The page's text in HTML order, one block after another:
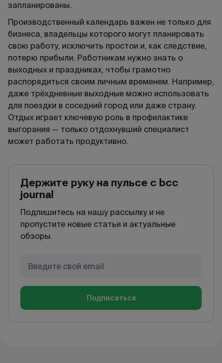
запланированы.
Производственный календарь важен не только для
бизнеса, владельцы которого могут планировать
свою работу, исключить простои и, как следствие,
потерю прибыли. Работникам нужно знать о
выходных и праздниках, чтобы грамотно
распорядиться своим личным временем. Например,
даже трёхдневные выходные можно использовать
для поездки в соседний город или даже страну.
Отдых играет ключевую роль в профилактике
выгорания — только отдохнувший специалист
может работать продуктивно.
Держите руку на пульсе с bcc
journal
Подпишитесь на нашу рассылку и не
пропустите новые статьи и актуальные
обзоры.
Подписаться